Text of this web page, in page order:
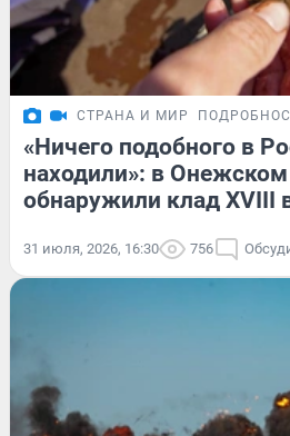
СТРАНА И МИР
«Ничего подобного в
находили»: в Онежском
обнаружили клад XVIII
31 июля, 2026, 16:30 756